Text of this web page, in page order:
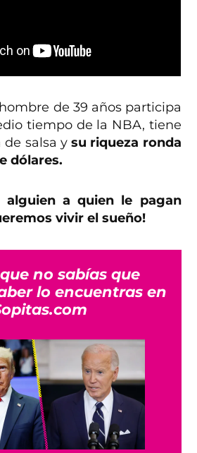
de 39 años participa
tiempo de la NBA, tiene
de salsa ysu riqueza ronda
dólares.
alguien a quien le pagan
vivir el sueño!
no sabías que
lo encuentras en